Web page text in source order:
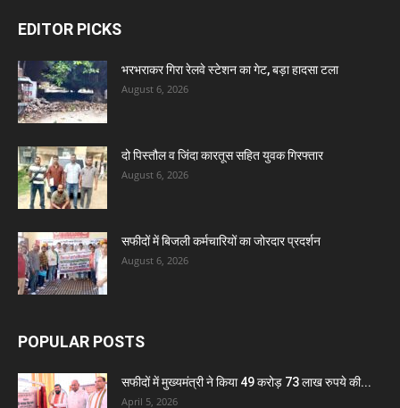
EDITOR PICKS
भरभराकर गिरा रेलवे स्टेशन का गेट, बड़ा हादसा टला
August 6, 2026
दो पिस्तौल व जिंदा कारतूस सहित युवक गिरफ्तार
August 6, 2026
सफीदों में बिजली कर्मचारियों का जोरदार प्रदर्शन
August 6, 2026
POPULAR POSTS
सफीदों में मुख्यमंत्री ने किया 49 करोड़ 73 लाख रुपये की...
April 5, 2026